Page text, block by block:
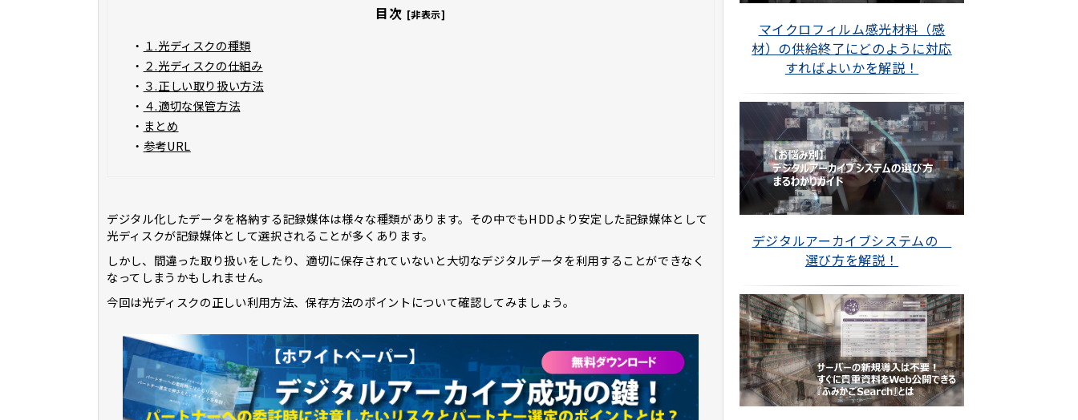
目次 [非表示]
・ １.光ディスクの種類
・ ２.光ディスクの仕組み
・ ３.正しい取り扱い方法
・ ４.適切な保管方法
・ まとめ
・ 参考URL
デジタル化したデータを格納する記録媒体は様々な種類があります。その中でもHDDより安定した記録媒体として
光ディスクが記録媒体として選択されることが多くあります。
しかし、間違った取り扱いをしたり、適切に保存されていないと大切なデジタルデータを利用することができなく
なってしまうかもしれません。
今回は光ディスクの正しい利用方法、保存方法のポイントについて確認してみましょう。
マイクロフィルム感光材料（感
材）の供給終了にどのように対応
すればよいかを解説！
デジタルアーカイブシステムの
選び方を解説！